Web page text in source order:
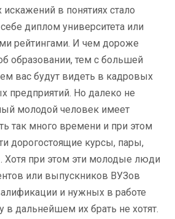
в понятиях стало
диплом университета или
рейтингами. И чем дороже
образовании, тем с большей
вас будут видеть в кадровых
предприятий. Но далеко не
молодой человек имеет
так много времени и при этом
дорогостоящие курсы, пары,
Хотя при этом эти молодые люди
или выпускников ВУЗов
и нужных в работе
в дальнейшем их брать не хотят.